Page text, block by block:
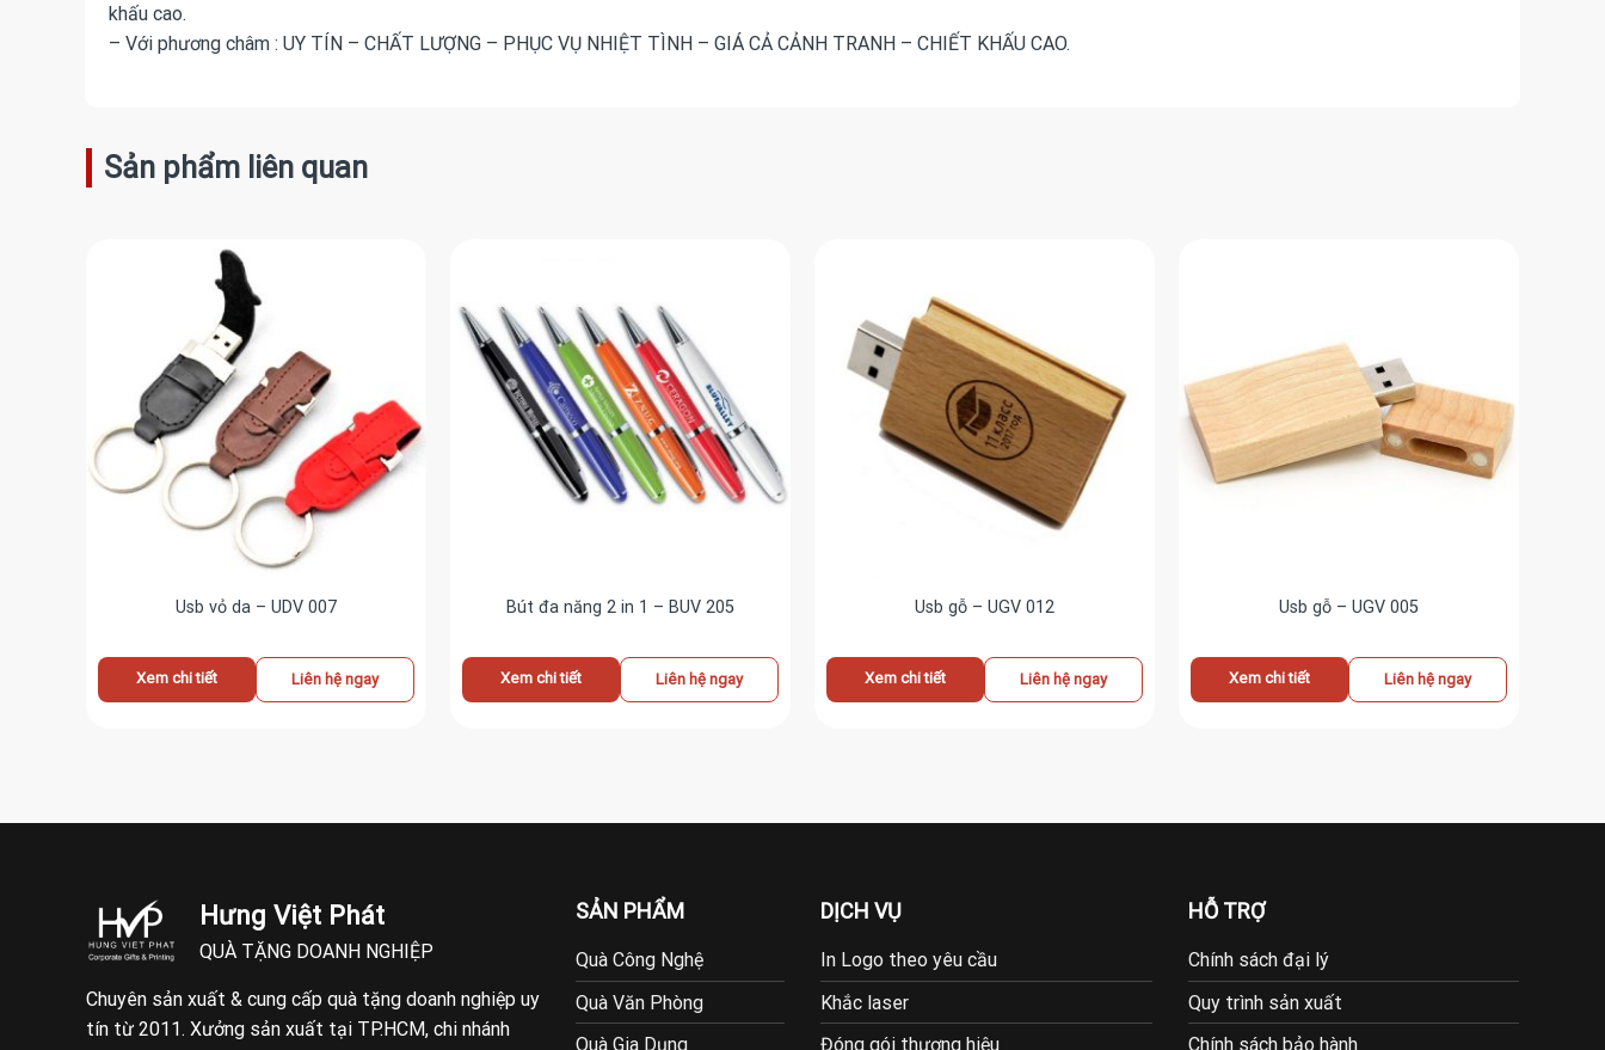
khấu cao.
– Với phương châm : UY TÍN – CHẤT LƯỢNG – PHỤC VỤ NHIỆT TÌNH – GIÁ CẢ CẢNH TRANH – CHIẾT KHẤU CAO.
Sản phẩm liên quan
Usb vỏ da – UDV 007
Xem chi tiết Liên hệ ngay
Bút đa năng 2 in 1 – BUV 205
Xem chi tiết Liên hệ ngay
Usb gỗ – UGV 012
Xem chi tiết Liên hệ ngay
Usb gỗ – UGV 005
Xem chi tiết Liên hệ ngay
Hưng Việt Phát
QUÀ TẶNG DOANH NGHIỆP
Chuyên sản xuất & cung cấp quà tặng doanh nghiệp uy
tín từ 2011. Xưởng sản xuất tại TP.HCM, chi nhánh
SẢN PHẨM
Quà Công Nghệ
Quà Văn Phòng
Quà Gia Dụng
DỊCH VỤ
In Logo theo yêu cầu
Khắc laser
Đóng gói thương hiệu
HỖ TRỢ
Chính sách đại lý
Quy trình sản xuất
Chính sách bảo hành